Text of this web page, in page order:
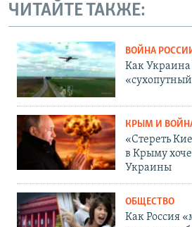
ЧИТАЙТЕ ТАКЖЕ:
ВОЙНА
Как Украина
КРЫМ И
«Стереть
в Крыму
Украины
ОБЩЕСТВО
Как Россия